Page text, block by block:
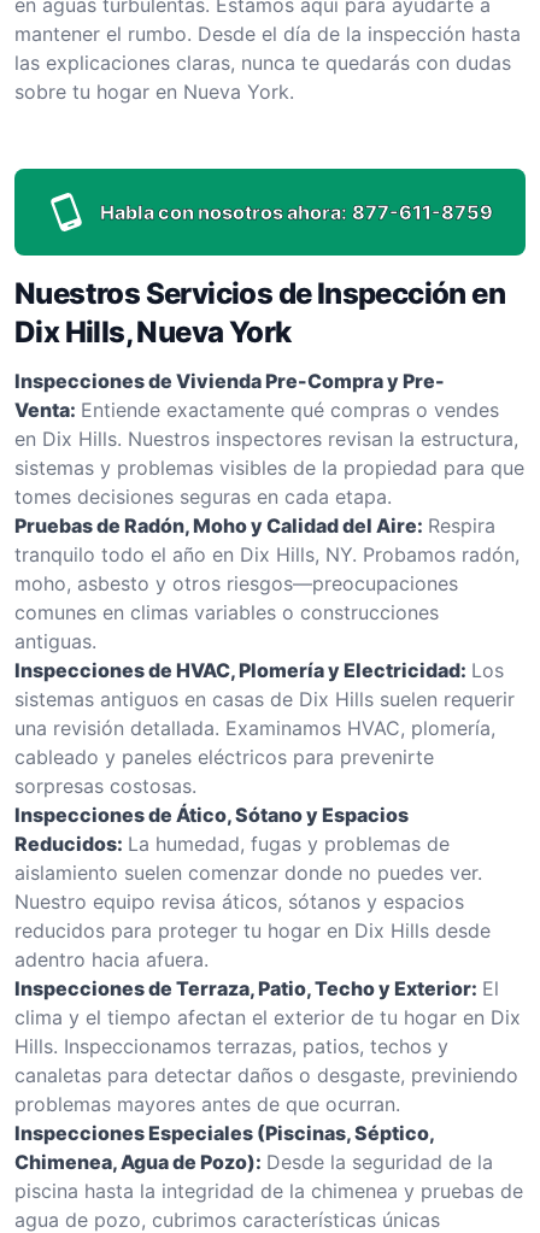
mantener el rumbo. Desde el día de la inspección hasta
las explicaciones claras, nunca te quedarás con dudas
sobre tu hogar en Nueva York.
Habla con nosotros ahora: 877-611-8759
Nuestros Servicios de Inspección en
Dix Hills, Nueva York
Inspecciones de Vivienda Pre-Compra y Pre-
Venta: Entiende exactamente qué compras o vendes
en Dix Hills. Nuestros inspectores revisan la estructura,
sistemas y problemas visibles de la propiedad para que
tomes decisiones seguras en cada etapa.
Pruebas de Radón, Moho y Calidad del Aire: Respira
tranquilo todo el año en Dix Hills, NY. Probamos radón,
moho, asbesto y otros riesgos—preocupaciones
comunes en climas variables o construcciones
antiguas.
Inspecciones de HVAC, Plomería y Electricidad: Los
sistemas antiguos en casas de Dix Hills suelen requerir
una revisión detallada. Examinamos HVAC, plomería,
cableado y paneles eléctricos para prevenirte
sorpresas costosas.
Inspecciones de Ático, Sótano y Espacios
Reducidos: La humedad, fugas y problemas de
aislamiento suelen comenzar donde no puedes ver.
Nuestro equipo revisa áticos, sótanos y espacios
reducidos para proteger tu hogar en Dix Hills desde
adentro hacia afuera.
Inspecciones de Terraza, Patio, Techo y Exterior: El
clima y el tiempo afectan el exterior de tu hogar en Dix
Hills. Inspeccionamos terrazas, patios, techos y
canaletas para detectar daños o desgaste, previniendo
problemas mayores antes de que ocurran.
Inspecciones Especiales (Piscinas, Séptico,
Chimenea, Agua de Pozo): Desde la seguridad de la
piscina hasta la integridad de la chimenea y pruebas de
agua de pozo, cubrimos características únicas